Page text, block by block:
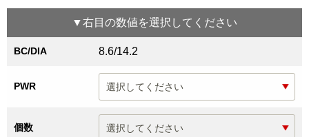
▼右目 の数値を選択してください
BC/DIA 8.6/14.2
PWR
個数